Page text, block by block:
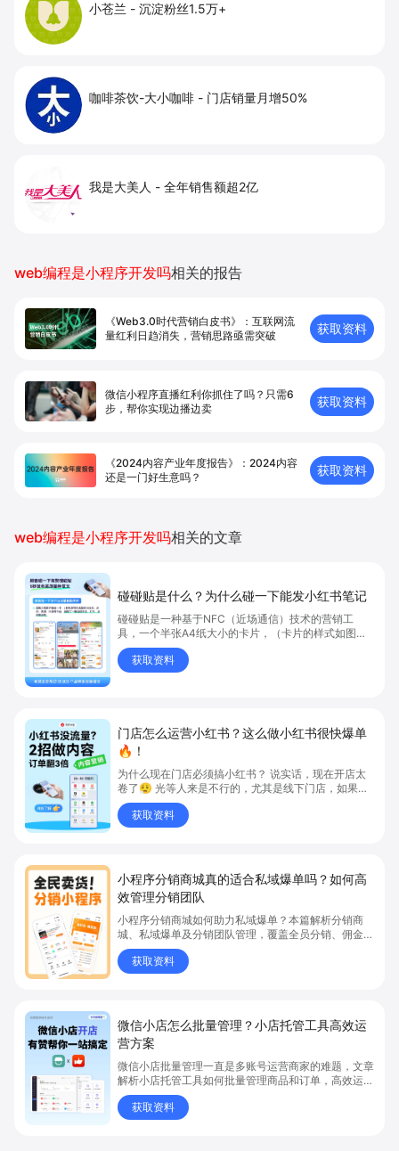
小苍兰 - 沉淀粉丝1.5万+
咖啡茶饮-大小咖啡 - 门店销量月增50%
我是大美人 - 全年销售额超2亿
web编程是小程序开发吗相关的报告
《Web3.0时代营销白皮书》：互联网流
量红利日趋消失，营销思路亟需突破
获取资料
微信小程序直播红利你抓住了吗？只需6
步，帮你实现边播边卖
获取资料
《2024内容产业年度报告》：2024内容
还是一门好生意吗？
获取资料
web编程是小程序开发吗相关的文章
碰碰贴是什么？为什么碰一下能发小红书笔记
碰碰贴是一种基于NFC（近场通信）技术的营销工
具，一个半张A4纸大小的卡片，（卡片的样式如图
4），它可以用来帮助商家提升门店的曝光度、吸引顾
客并实现高效转化。
获取资料
门店怎么运营小红书？这么做小红书很快爆单
🔥！
为什么现在门店必须搞小红书？ 说实话，现在开店太
卷了😮‍💨 光等人来是不行的，尤其是线下门店，如果你
还没开始做小红书，那真的就是“闭着眼放弃客流”🚪
💸 获取资料
小程序分销商城真的适合私域爆单吗？如何高
效管理分销团队
小程序分销商城如何助力私域爆单？本篇解析分销商
城、私域爆单及分销团队管理，覆盖全员分销、佣金结
算、企微绑定等场景，帮助品牌和商家高效管理分销团
队，实现分销业绩持续增长。立即了解分销商城核心功
能，点击获取私域运营新思路。
获取资料
微信小店怎么批量管理？小店托管工具高效运
营方案
微信小店批量管理一直是多账号运营商家的难题，文章
解析小店托管工具如何批量管理商品和订单，高效运营
多账号微信小店。通过智能同步、AI运营托管和丰富营
销玩法，全面提升门店管理效率。点击了解微信小店批
量管理、高效托管的实用方案！
获取资料